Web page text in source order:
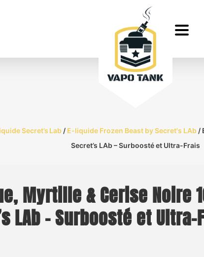
Secret’s Lab/ E-liquide Frozen Beast by Secret's LAb/
Secret’s LAb – Surboosté et Ultra-Frais
Myrtille & Cerise Noire
LAb – Surboosté et Ultra-